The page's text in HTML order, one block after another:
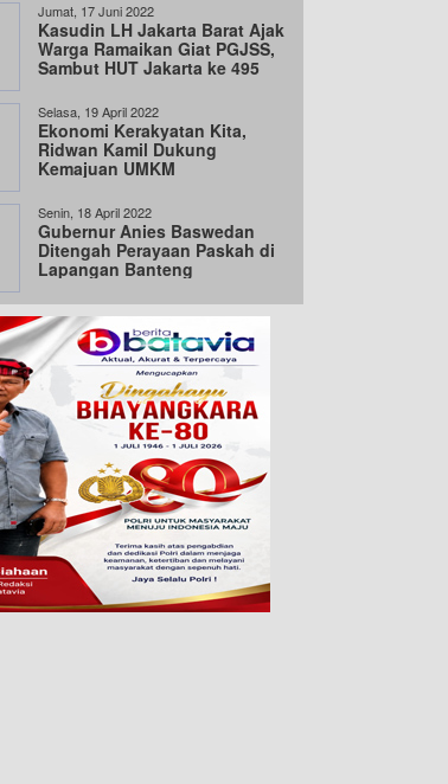
Jumat, 17 Juni 2022
Kasudin LH Jakarta Barat Ajak
Warga Ramaikan Giat PGJSS,
Sambut HUT Jakarta ke 495
Selasa, 19 April 2022
Ekonomi Kerakyatan Kita,
Ridwan Kamil Dukung
Kemajuan UMKM
Senin, 18 April 2022
Gubernur Anies Baswedan
Ditengah Perayaan Paskah di
Lapangan Banteng